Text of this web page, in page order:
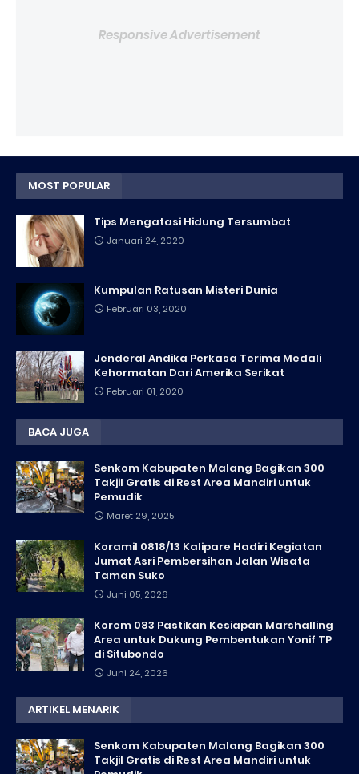
Responsive Advertisement
MOST POPULAR
Tips Mengatasi Hidung Tersumbat
Januari 24, 2020
Kumpulan Ratusan Misteri Dunia
Februari 03, 2020
Jenderal Andika Perkasa Terima Medali
Kehormatan Dari Amerika Serikat
Februari 01, 2020
BACA JUGA
Senkom Kabupaten Malang Bagikan 300
Takjil Gratis di Rest Area Mandiri untuk
Pemudik
Maret 29, 2025
Koramil 0818/13 Kalipare Hadiri Kegiatan
Jumat Asri Pembersihan Jalan Wisata
Taman Suko
Juni 05, 2026
Korem 083 Pastikan Kesiapan Marshalling
Area untuk Dukung Pembentukan Yonif TP
di Situbondo
Juni 24, 2026
ARTIKEL MENARIK
Senkom Kabupaten Malang Bagikan 300
Takjil Gratis di Rest Area Mandiri untuk